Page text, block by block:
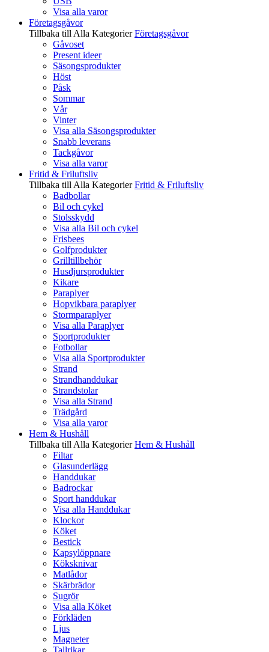
Visa alla varor
Företagsgåvor
Tillbaka till Alla Kategorier Företagsgåvor
Gåvoset
Present ideer
Säsongsprodukter
Höst
Påsk
Sommar
Vår
Vinter
Visa alla Säsongsprodukter
Snabb leverans
Tackgåvor
Visa alla varor
Fritid & Friluftsliv
Tillbaka till Alla Kategorier Fritid & Friluftsliv
Badbollar
Bil och cykel
Stolsskydd
Visa alla Bil och cykel
Frisbees
Golfprodukter
Grilltillbehör
Husdjursprodukter
Kikare
Paraplyer
Hopvikbara paraplyer
Stormparaplyer
Visa alla Paraplyer
Sportprodukter
Fotbollar
Visa alla Sportprodukter
Strand
Strandhanddukar
Strandstolar
Visa alla Strand
Trädgård
Visa alla varor
Hem & Hushåll
Tillbaka till Alla Kategorier Hem & Hushåll
Filtar
Glasunderlägg
Handdukar
Badrockar
Sport handdukar
Visa alla Handdukar
Klockor
Köket
Bestick
Kapsylöppnare
Köksknivar
Matlådor
Skärbrädor
Sugrör
Visa alla Köket
Förkläden
Ljus
Magneter
Tallrikar